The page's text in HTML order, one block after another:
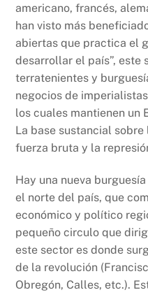
americano, francés,
han visto más
abiertas que practica el
desarrollar el país”, este
terratenientes y
negocios de
los cuales mantienen un
La base sustancial
fuerza bruta y la
Hay una nueva
el norte del país, que
económico y político
pequeño circulo que
este sector es donde
de la revolución
Obregón, Calles, etc.).